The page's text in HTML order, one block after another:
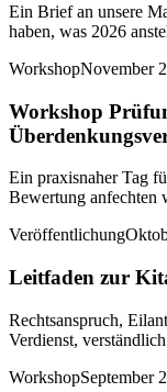
Ein Brief an unsere
haben, was 2026
WorkshopNovember
Workshop
Ein praxisnaher Tag
Bewertung anfechten
Veröffentlichung
Leitfaden zur
Rechtsanspruch,
Verdienst,
WorkshopSeptember